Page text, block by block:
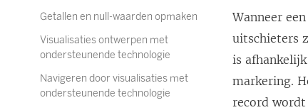
Getallen en null-waarden opmaken
Visualisaties ontwerpen met
ondersteunende technologie
Navigeren door visualisaties met
ondersteunende technologie
Wanneer
uitschieters
is
markering.
record wordt